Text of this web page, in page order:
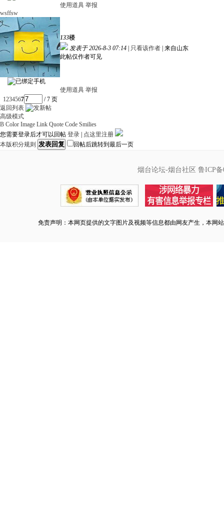
使用道具 举报
wsffsw
133楼
发表于 2026-8-3 07:14
只看该作者 来自山东
此帖仅作者可见
使用道具 举报
1234567
/ 7 页
返回列表
高级模式
B Color Image Link Quote Code Smilies
您需要登录后才可以回帖 登录
点这里注册
本版积分规则 发表回复 回帖后跳转到最后一页
烟台论坛-烟台社区 鲁ICP备
免责声明：本网页提供的文字图片及视频等信息都由网友产生，本网